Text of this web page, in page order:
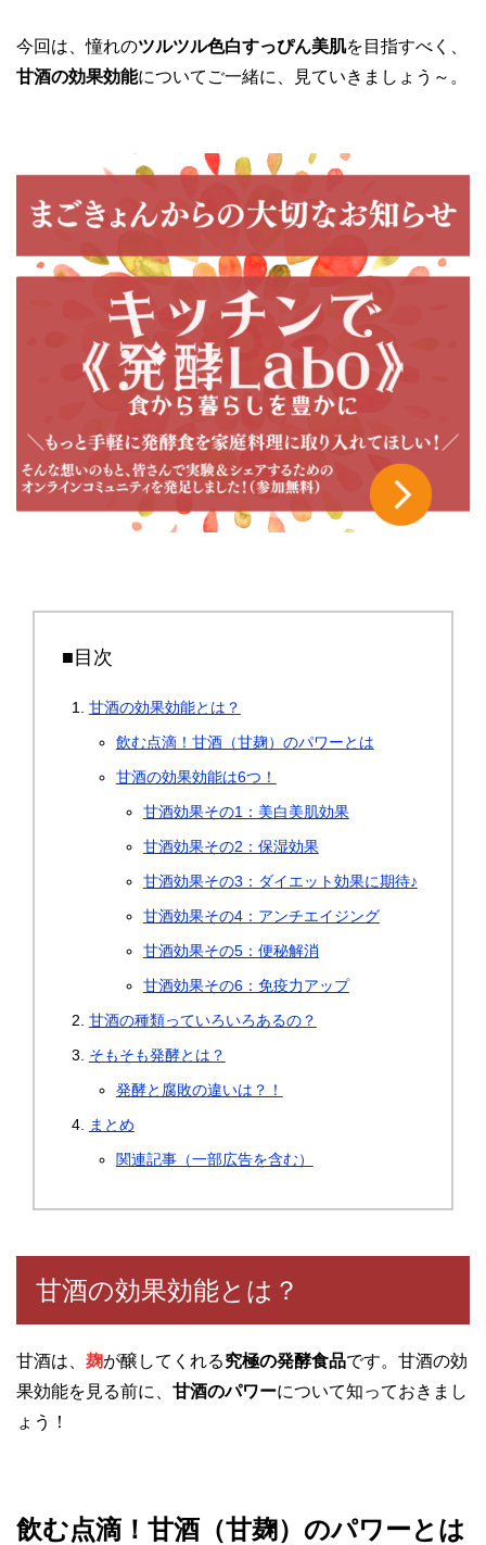
今回は、憧れのツルツル色白すっぴん美肌を目指すべく、
甘酒の効果効能についてご一緒に、見ていきましょう～。
■目次
甘酒の効果効能とは？
飲む点滴！甘酒（甘麹）のパワーとは
甘酒の効果効能は6つ！
甘酒効果その1：美白美肌効果
甘酒効果その2：保湿効果
甘酒効果その3：ダイエット効果に期待♪
甘酒効果その4：アンチエイジング
甘酒効果その5：便秘解消
甘酒効果その6：免疫力アップ
甘酒の種類っていろいろあるの？
そもそも発酵とは？
発酵と腐敗の違いは？！
まとめ
関連記事（一部広告を含む）
甘酒の効果効能とは？
甘酒は、 麹が醸してくれる究極の発酵食品です。甘酒の効
果効能を見る前に、 甘酒のパワーについて知っておきまし
ょう！
飲む点滴！甘酒（甘麹）のパワーとは